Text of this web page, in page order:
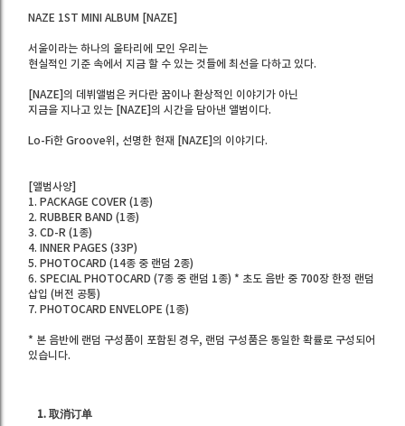
NAZE 1ST MINI ALBUM [NAZE]
서울이라는 하나의 울타리에 모인 우리는
현실적인 기준 속에서 지금 할 수 있는 것들에 최선을 다하고 있다.
[NAZE]의 데뷔앨범은 커다란 꿈이나 환상적인 이야기가 아닌
지금을 지나고 있는 [NAZE]의 시간을 담아낸 앨범이다.
Lo-Fi한 Groove위, 선명한 현재 [NAZE]의 이야기다.
[앨범사양]
1. PACKAGE COVER (1종)
2. RUBBER BAND (1종)
3. CD-R (1종)
4. INNER PAGES (33P)
5. PHOTOCARD (14종 중 랜덤 2종)
6. SPECIAL PHOTOCARD (7종 중 랜덤 1종) * 초도 음반 중 700장 한정 랜덤
삽입 (버전 공통)
7. PHOTOCARD ENVELOPE (1종)
* 본 음반에 랜덤 구성품이 포함된 경우, 랜덤 구성품은 동일한 확률로 구성되어
있습니다.
1. 取消订单